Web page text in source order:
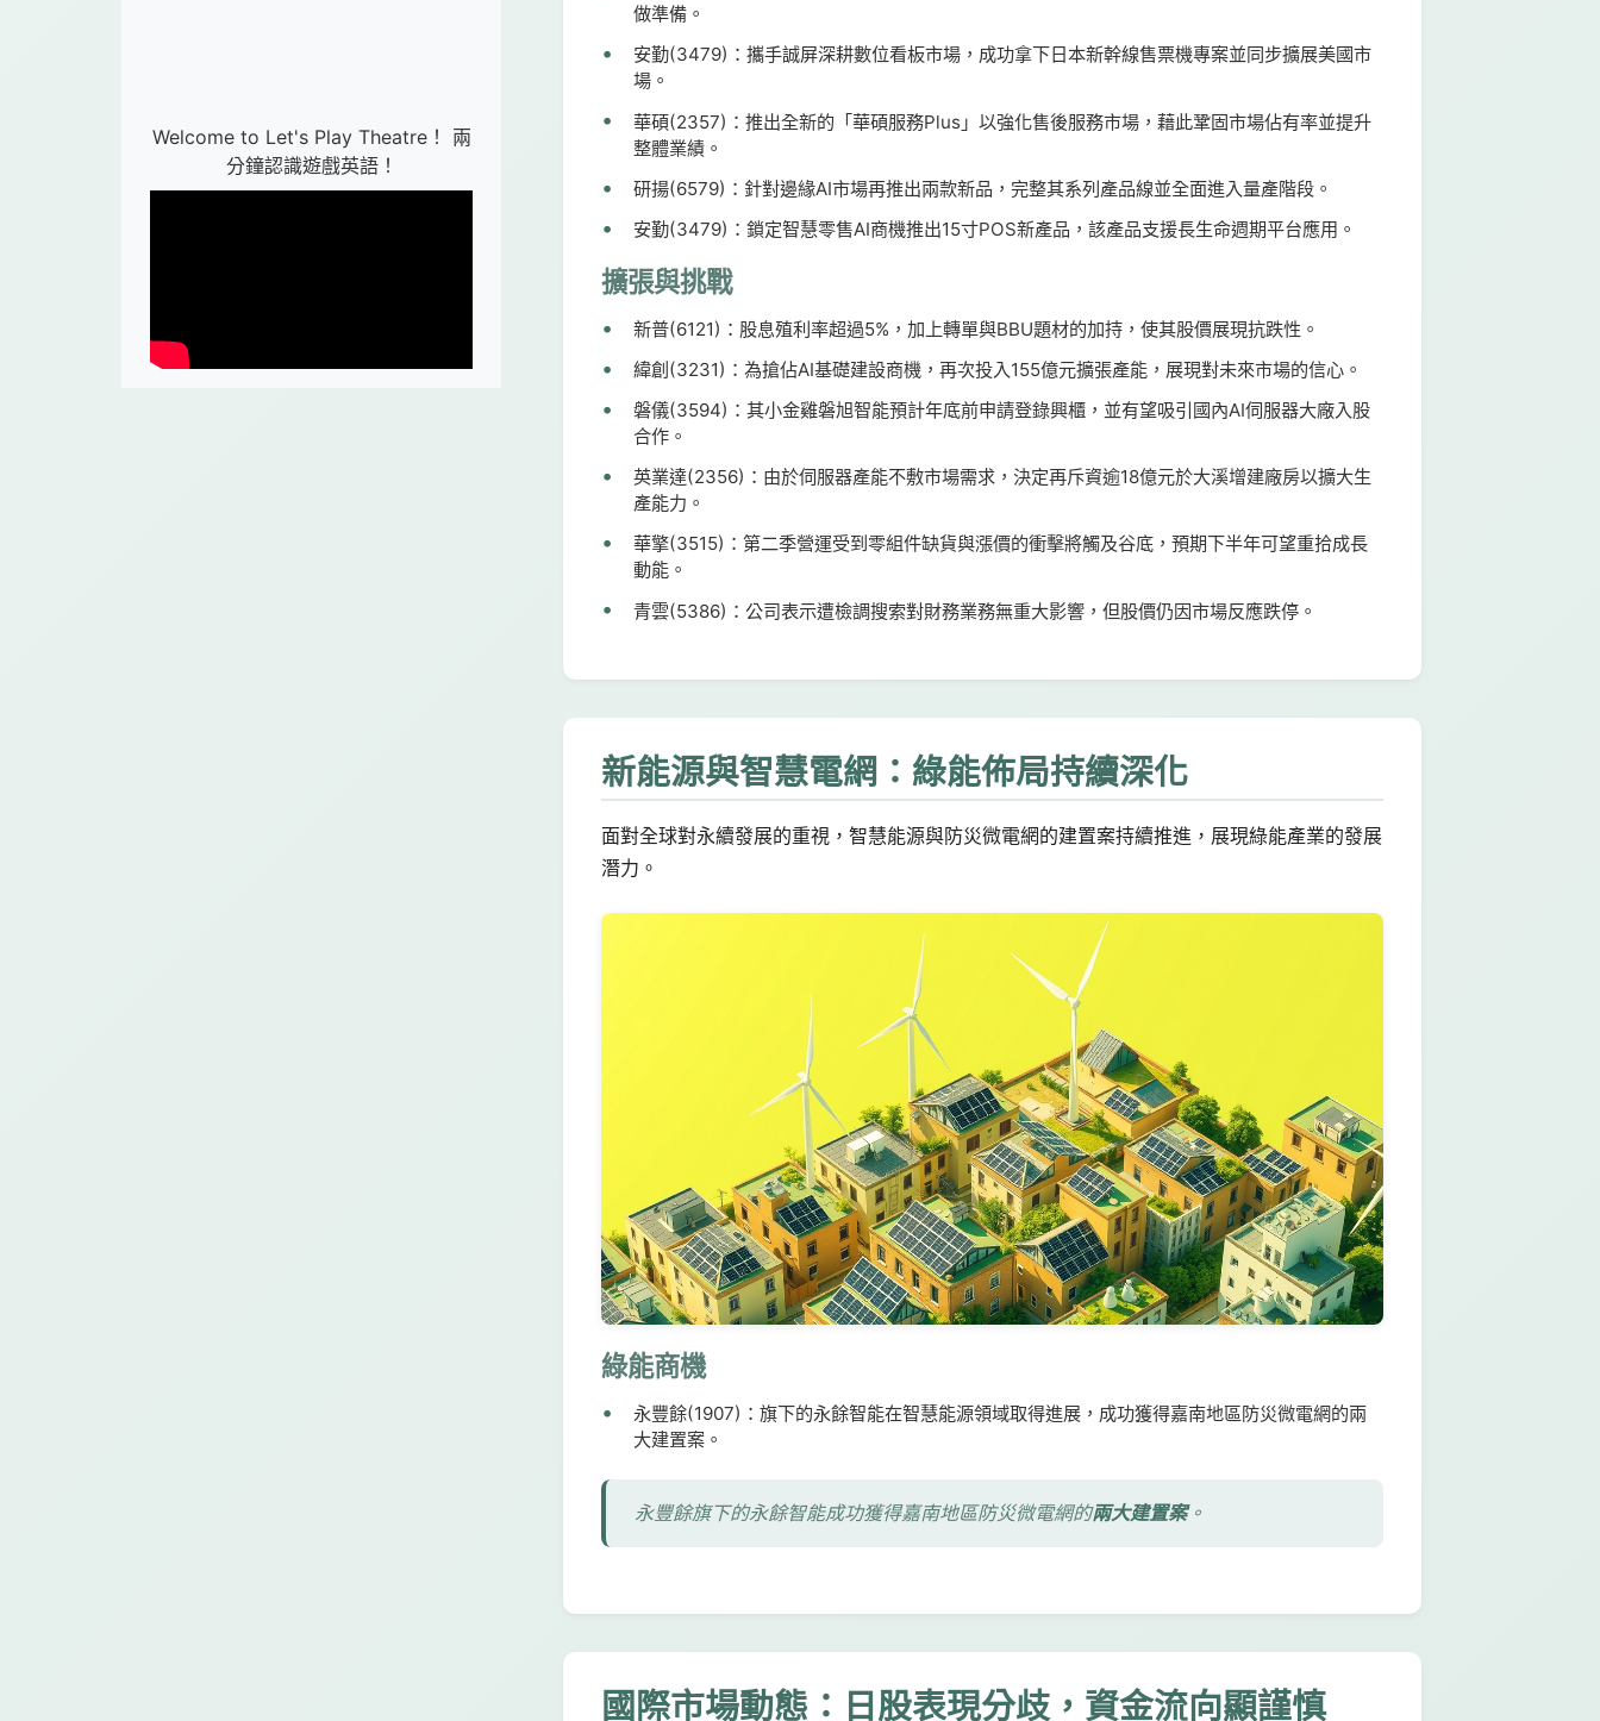
Welcome to Let's Play Theatre！ 兩
分鐘認識遊戲英語！
做準備。
安勤(3479)：攜手誠屏深耕數位看板市場，成功拿下日本新幹線售票機專案並同步擴展美國市
場。
華碩(2357)：推出全新的「華碩服務Plus」以強化售後服務市場，藉此鞏固市場佔有率並提升
整體業績。
研揚(6579)：針對邊緣AI市場再推出兩款新品，完整其系列產品線並全面進入量產階段。
安勤(3479)：鎖定智慧零售AI商機推出15寸POS新產品，該產品支援長生命週期平台應用。
擴張與挑戰
新普(6121)：股息殖利率超過5%，加上轉單與BBU題材的加持，使其股價展現抗跌性。
緯創(3231)：為搶佔AI基礎建設商機，再次投入155億元擴張產能，展現對未來市場的信心。
磐儀(3594)：其小金雞磐旭智能預計年底前申請登錄興櫃，並有望吸引國內AI伺服器大廠入股
合作。
英業達(2356)：由於伺服器產能不敷市場需求，決定再斥資逾18億元於大溪增建廠房以擴大生
產能力。
華擎(3515)：第二季營運受到零組件缺貨與漲價的衝擊將觸及谷底，預期下半年可望重拾成長
動能。
青雲(5386)：公司表示遭檢調搜索對財務業務無重大影響，但股價仍因市場反應跌停。
新能源與智慧電網：綠能佈局持續深化
面對全球對永續發展的重視，智慧能源與防災微電網的建置案持續推進，展現綠能產業的發展
潛力。
綠能商機
永豐餘(1907)：旗下的永餘智能在智慧能源領域取得進展，成功獲得嘉南地區防災微電網的兩
大建置案。
永豐餘旗下的永餘智能成功獲得嘉南地區防災微電網的兩大建置案。
國際市場動態：日股表現分歧，資金流向顯謹慎